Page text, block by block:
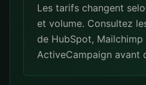
Les tarifs changent
et volume. Consultez
de HubSpot, Mailchimp
ActiveCampaign avant